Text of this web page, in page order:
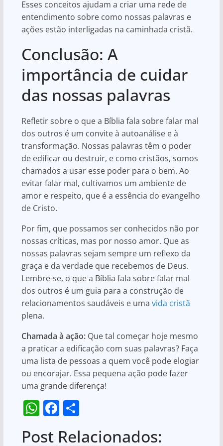
Esses conceitos ajudam a criar uma rede de
entendimento sobre como nossas palavras e
ações estão interligadas na caminhada cristã.
Conclusão: A
importância de cuidar
das nossas palavras
Refletir sobre o que a Bíblia fala sobre falar mal
dos outros é um convite à autoanálise e à
transformação. Nossas palavras têm o poder
de edificar ou destruir, e como cristãos, somos
chamados a usar esse poder para o bem. Ao
evitar falar mal, cultivamos um ambiente de
amor e respeito, que é a essência do evangelho
de Cristo.
Por fim, que possamos ser conhecidos não por
nossas críticas, mas por nosso amor. Que as
nossas palavras sejam sempre um reflexo da
graça e da verdade que recebemos de Deus.
Lembre-se, o que a Bíblia fala sobre falar mal
dos outros é um guia para a construção de
relacionamentos saudáveis e uma vida cristã
plena.
Chamada à ação:Que tal começar hoje mesmo
a praticar a edificação com suas palavras? Faça
uma lista de pessoas a quem você pode elogiar
ou encorajar. Essa pequena ação pode fazer
uma grande diferença!
W
at
F
c
S
ar
Post Relacionados: